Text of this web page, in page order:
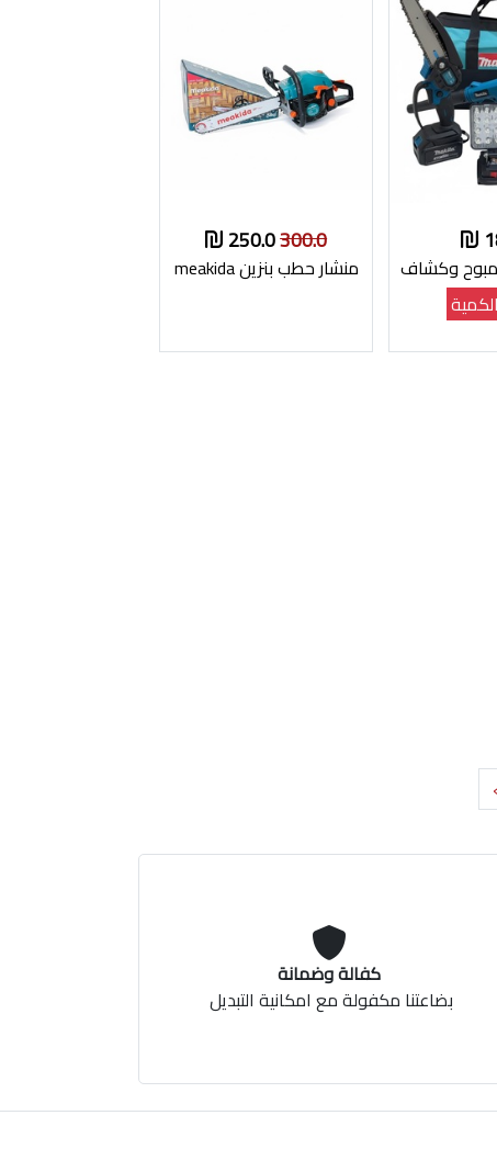
وكشاف
300.0
250.0
منشار حطب بنزين meakida
كفالة وضمانة
بضاعتنا مكفولة مع امكانية التبديل